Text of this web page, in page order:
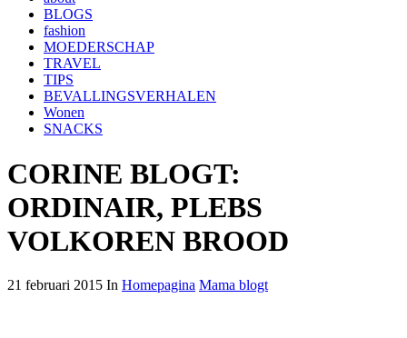
BLOGS
fashion
MOEDERSCHAP
TRAVEL
TIPS
BEVALLINGSVERHALEN
Wonen
SNACKS
CORINE BLOGT:
ORDINAIR, PLEBS
VOLKOREN BROOD
21 februari 2015 In Homepagina Mama blogt